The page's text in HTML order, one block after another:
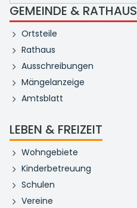
GEMEINDE & RATHAUS
Ortsteile
Rathaus
Ausschreibungen
Mängelanzeige
Amtsblatt
LEBEN & FREIZEIT
Wohngebiete
Kinderbetreuung
Schulen
Vereine